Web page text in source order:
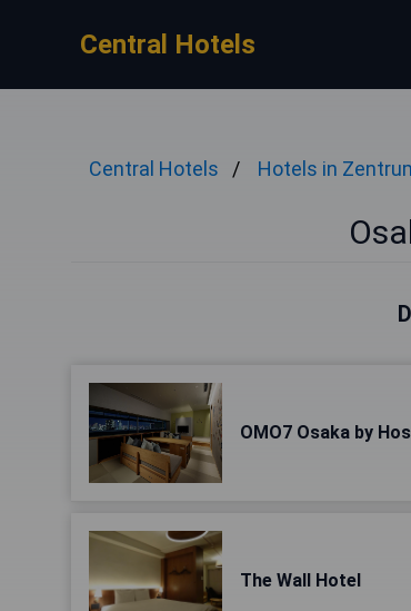
Central Hotels
Central Hotels Hotels in
OMO7 Osaka by
The Wall Hotel